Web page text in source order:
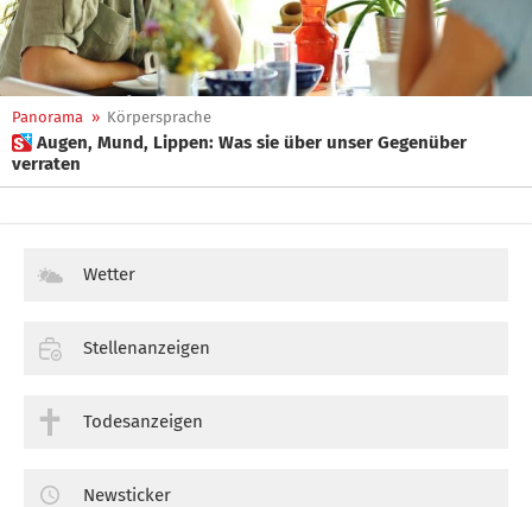
Panorama » Körpersprache
 Augen, Mund, Lippen: Was sie über unser Gegenüber
verraten
Wetter
Stellenanzeigen
Todesanzeigen
Newsticker